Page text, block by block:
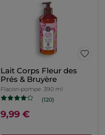
Lait Corps Fleur des
Prés & Bruyère
Flacon-pompe 390 ml
(120)
9,99 €